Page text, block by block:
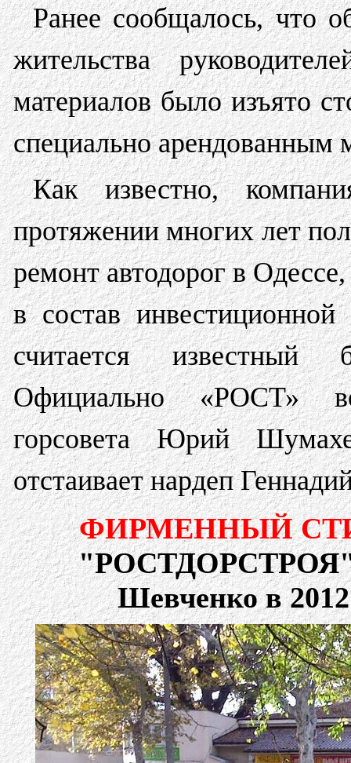
Ранее сообщалось, что
жительства
материалов было изъято
специально арендованным
Как известно,
протяжении многих лет
ремонт автодорог в
в состав
считается известный
Официально «РОСТ»
горсовета Юрий
отстаивает нардеп
ФИРМЕННЫЙ
"РОСТДОРСТРОЯ"
Шевченко в